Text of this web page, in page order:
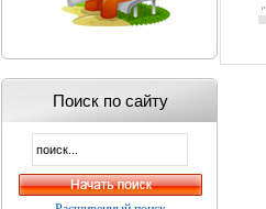
Поиск по сайту